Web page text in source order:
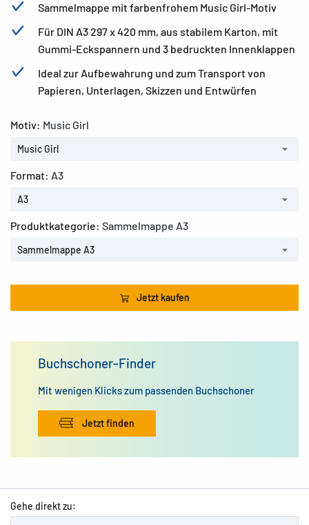
Sammelmappe mit farbenfrohem Music Girl-Motiv
Für DIN A3 297 x 420 mm, aus stabilem Karton, mit
Gummi-Eckspannern und 3 bedruckten Innenklappen
Ideal zur Aufbewahrung und zum Transport von
Papieren, Unterlagen, Skizzen und Entwürfen
Motiv: Music Girl
Music Girl
Format: A3
A3
Produktkategorie: Sammelmappe A3
Sammelmappe A3
Jetzt kaufen
Buchschoner-Finder
Mit wenigen Klicks zum passenden Buchschoner
Jetzt finden
Gehe direkt zu: